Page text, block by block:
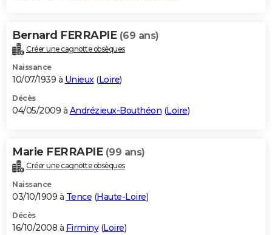
Bernard FERRAPIE (69 ans)
Créer une cagnotte obsèques
Naissance
10/07/1939 à Unieux(Loire)
Décès
04/05/2009 à Andrézieux-Bouthéon (Loire)
Marie FERRAPIE (99 ans)
Créer une cagnotte obsèques
Naissance
03/10/1909 à Tence (Haute-Loire)
Décès
16/10/2008 à Firminy(Loire)